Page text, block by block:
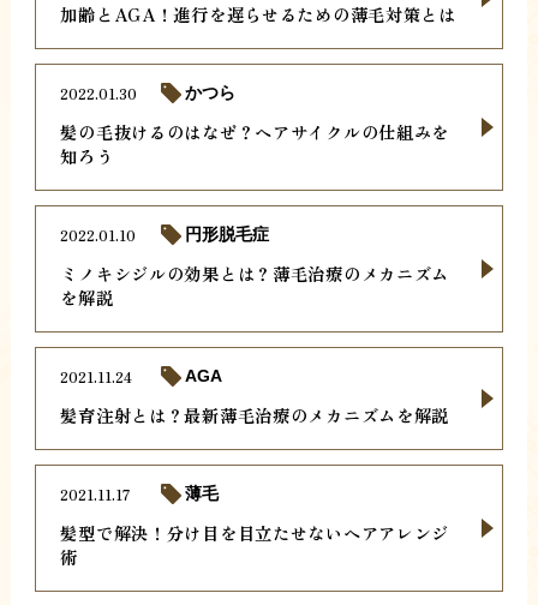
加齢とAGA！進行を遅らせるための薄毛対策とは
髪の毛抜けるのはなぜ？ヘアサイクルの仕組みを
知ろう
2022.01.30 かつら
ミノキシジルの効果とは？薄毛治療のメカニズム
を解説
2022.01.10 円形脱毛症
髪育注射とは？最新薄毛治療のメカニズムを解説
2021.11.24 AGA
髪型で解決！分け目を目立たせないヘアアレンジ
術
2021.11.17 薄毛